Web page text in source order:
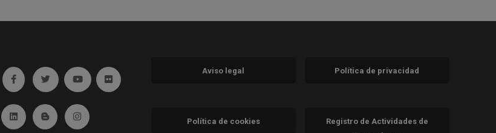
Ir a facebook (abre en ventana nueva)
Ir a twitter (abre en ventana nueva)
Ir a YouTube (abre en ventana nueva)
Ir a Flickr (abre en ventana nueva)
Ir a Linkedin (abre en ventana nueva)
Ir al Blog (abre en ventana nueva)
Ir a Instagram (abre en ventana nueva)
Aviso legal Política de privacidad
Política de cookies
Registro de Actividades de